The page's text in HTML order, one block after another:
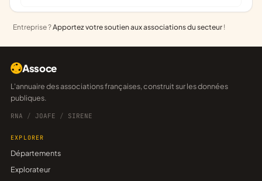
Entreprise ?Apportez votre soutien aux associations du secteur !
Assoce
L'annuaire des associations françaises, construit sur les données
publiques.
RNA / JOAFE / SIRENE
EXPLORER
Départements
Explorateur